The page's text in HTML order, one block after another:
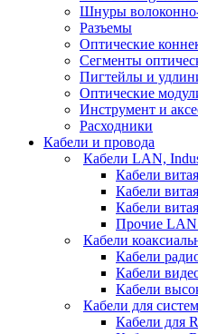
Шнуры
Разъемы
Оптические
Сегменты
Пигтейлы и
Оптические
Инструмент и
Расходники
Кабели и провода
Кабели LAN,
Кабели
Кабели
Кабели
Прочие LAN
Кабели
Кабели
Кабели
Кабели
Кабели для
Кабели для